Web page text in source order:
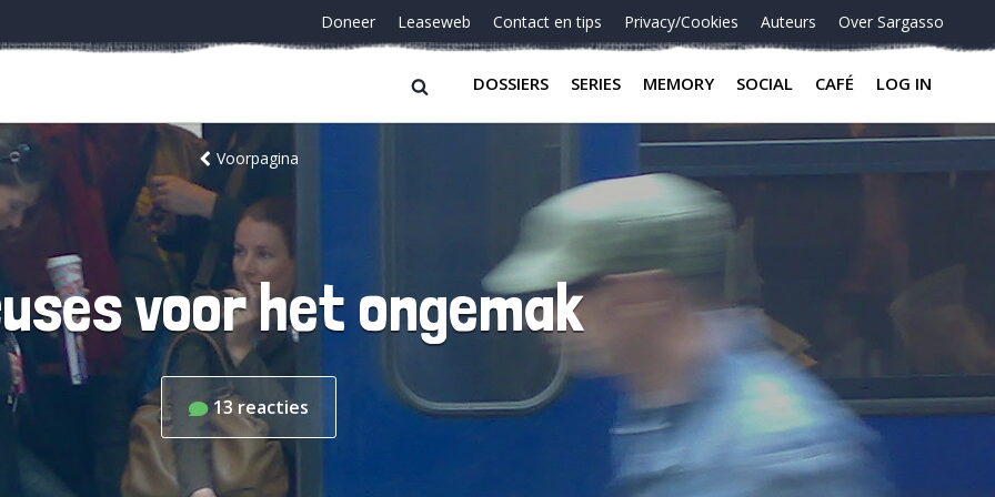
Doneer Leaseweb Contact en tips Privacy/Cookies Auteurs Over Sargasso
DOSSIERS SERIES MEMORY SOCIAL CAFÉ LOG IN
Voorpagina
voor het ongemak
13 reacties